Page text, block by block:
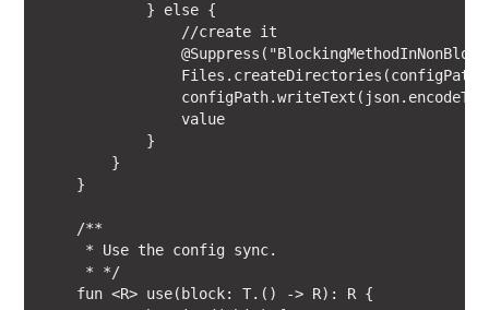
            } else {
                //create it
                value
            }
        }
    }
    /**
     * Use the config sync.
     * */
    fun <R> use(block: T.() -> R): R {